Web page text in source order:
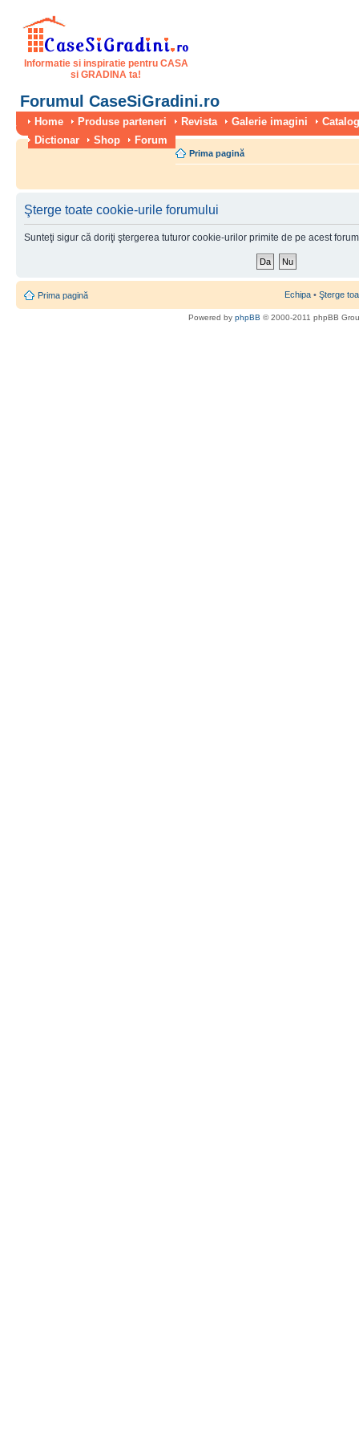
Informatie si inspiratie pentru CASA
si GRADINA ta!
Forumul CaseSiGradini.ro
Home Produse parteneri Revista Galerie imagini
Dictionar
Shop Forum
Prima pagină
Şterge toate cookie-urile forumului
Sunteţi sigur că doriţi ştergerea tuturor cookie-urilor primite de pe acest
Prima pagină Echipa • Şterge
Powered by phpBB © 2000-2011 phpBB